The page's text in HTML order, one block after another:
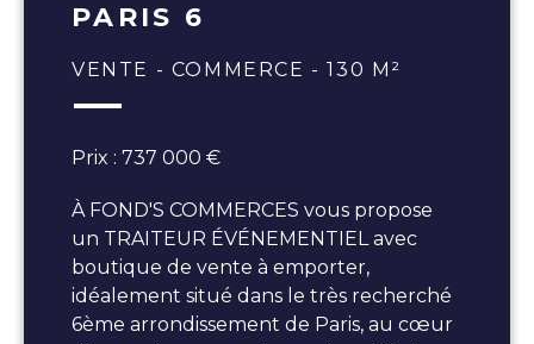
PARIS 6
VENTE - COMMERCE - 130 M²
Prix : 737 000 €
À FOND'S COMMERCES vous propose
un TRAITEUR ÉVÉNEMENTIEL avec
boutique de vente à emporter,
idéalement situé dans le très recherché
6ème arrondissement de Paris, au cœur